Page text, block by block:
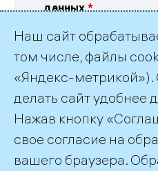
данных
персональных
с текстомсогласияи
персональных
Наш сайт
том числе, файлы
«Яндекс-
делать сайт удобнее
Нажав кнопку
свое согласие на
вашего браузера.